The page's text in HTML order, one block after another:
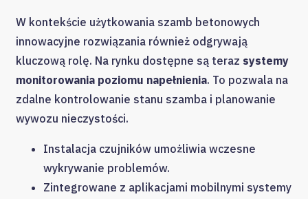
W kontekście użytkowania szamb betonowych
innowacyjne rozwiązania również odgrywają
kluczową rolę. Na rynku dostępne są teraz systemy
monitorowania poziomu napełnienia. To pozwala na
zdalne kontrolowanie stanu szamba i planowanie
wywozu nieczystości.
Instalacja czujników umożliwia wczesne
wykrywanie problemów.
Zintegrowane z aplikacjami mobilnymi systemy